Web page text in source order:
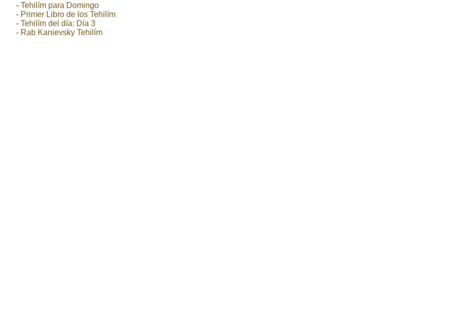
- Tehilím para Domingo
- Primer Libro de los Tehilím
- Tehilím del día: Día 3
- Rab Kanievsky Tehilím